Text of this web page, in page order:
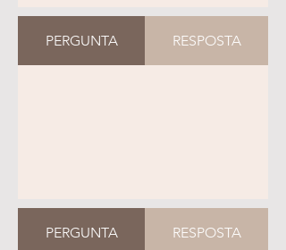
PERGUNTA RESPOSTA
PERGUNTA RESPOSTA